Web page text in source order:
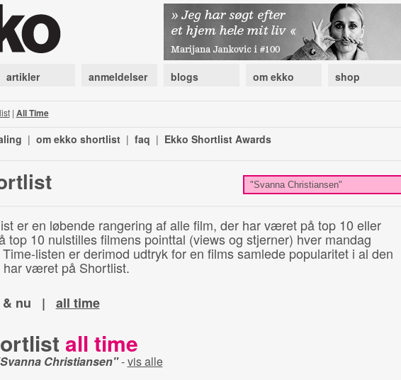
artikler anmeldelser blogs om ekko shop
| All Time
| om ekko shortlist | faq | Ekko Shortlist Awards
er en løbende rangering af alle film, der har været på top 10 eller
top 10 nulstilles filmens pointtal (views og stjerner) hver mandag
listen er derimod udtryk for en films samlede popularitet i al den
har været på Shortlist.
nu | all time
all time
Christiansen"-vis alle